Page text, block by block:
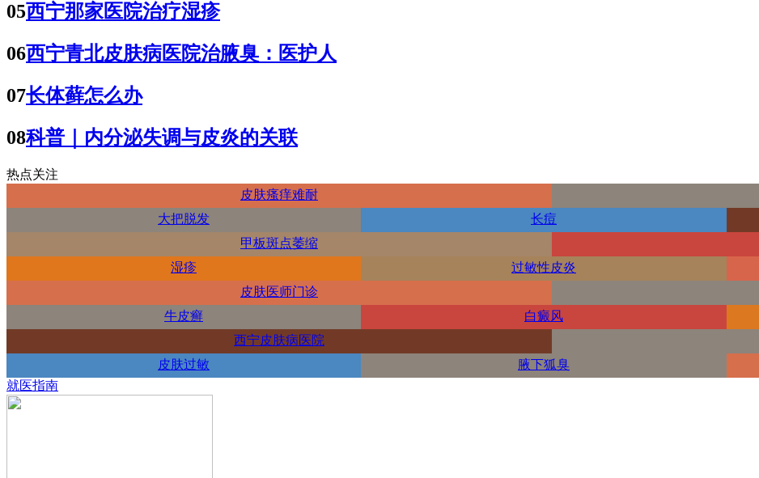
05西宁那家医院治疗湿疹
06西宁青北皮肤病医院治腋臭：医护人
07长体藓怎么办
08科普｜内分泌失调与皮炎的关联
热点关注
皮肤瘙痒难耐
大把脱发
长痘
甲板斑点萎缩
湿疹
过敏性皮炎
皮肤医师门诊
牛皮癣
白癜风
西宁皮肤病医院
皮肤过敏
腋下狐臭
就医指南